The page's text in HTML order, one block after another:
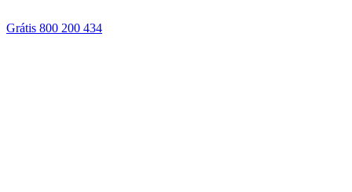
Grátis 800 200 434